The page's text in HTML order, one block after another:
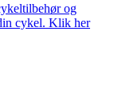
og
cykel. Klik her